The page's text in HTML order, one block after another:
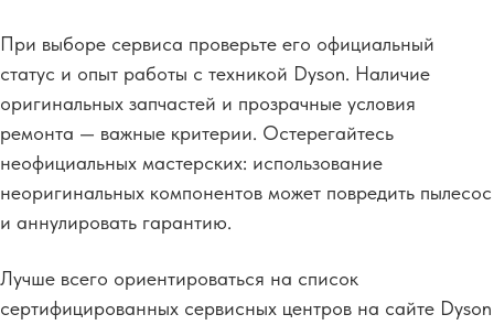
При выборе сервиса проверьте его официальный
статус и опыт работы с техникой Dyson. Наличие
оригинальных запчастей и прозрачные условия
ремонта — важные критерии. Остерегайтесь
неофициальных мастерских: использование
неоригинальных компонентов может повредить пылесос
и аннулировать гарантию.
Лучше всего ориентироваться на список
сертифицированных сервисных центров на сайте Dyson